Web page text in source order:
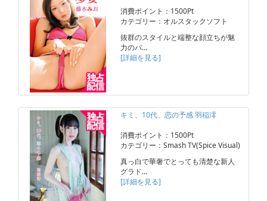
消費ポイント：1500Pt
カテゴリー：オルスタックソフト
抜群のスタイルと端整な顔立ちが魅
力のパ…
[詳細を見る]
キミ、10代、恋の予感 羽稲澪
消費ポイント：1500Pt
カテゴリー：Smash TV(Spice Visual)
真っ白で華奢でとっても清楚な新人
グラド…
[詳細を見る]